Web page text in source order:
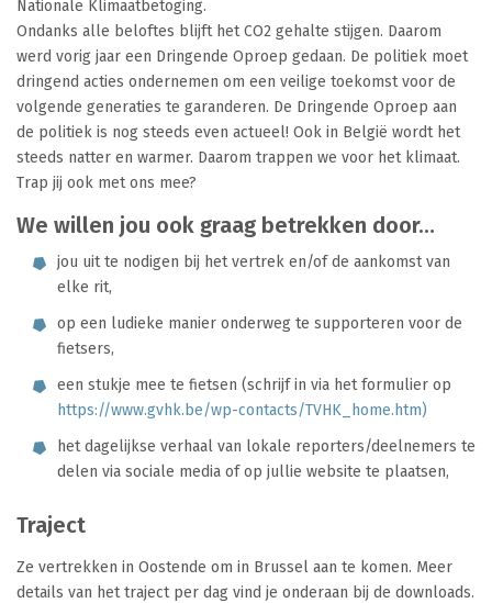
Nationale Klimaatbetoging.
Ondanks alle beloftes blijft het CO2 gehalte stijgen. Daarom
werd vorig jaar een Dringende Oproep gedaan. De politiek moet
dringend acties ondernemen om een veilige toekomst voor de
volgende generaties te garanderen. De Dringende Oproep aan
de politiek is nog steeds even actueel! Ook in België wordt het
steeds natter en warmer. Daarom trappen we voor het klimaat.
Trap jij ook met ons mee?
We willen jou ook graag betrekken door…
jou uit te nodigen bij het vertrek en/of de aankomst van
elke rit,
op een ludieke manier onderweg te supporteren voor de
fietsers,
een stukje mee te fietsen (schrijf in via het formulier op
https://www.gvhk.be/wp-contacts/TVHK_home.htm)
het dagelijkse verhaal van lokale reporters/deelnemers te
delen via sociale media of op jullie website te plaatsen,
Traject
Ze vertrekken in Oostende om in Brussel aan te komen. Meer
details van het traject per dag vind je onderaan bij de downloads.